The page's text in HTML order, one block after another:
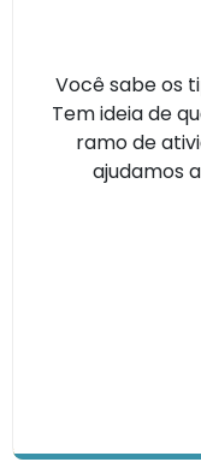
Você sabe os
Tem ideia de
ramo de
ajudamos